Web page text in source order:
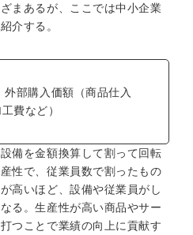
まあるが、ここでは中小企業
介する。
部購入価額（商品仕入
費など）
備を金額換算して割って回転
性で、従業員数で割ったもの
高いほど、設備や従業員がし
る。生産性が高い商品やサー
つことで業績の向上に貢献す